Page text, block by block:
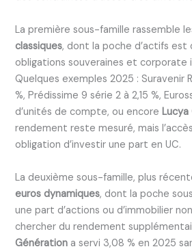
La première sous-famille rassemble
classiques, dont la poche d’actifs est
obligations souveraines et corporate
Quelques exemples 2025 : Suravenir
%, Prédissime 9 série 2 à 2,15 %,
d’unités de compte, ou encoreLucya
rendement reste mesuré, mais
obligation d’investir une part en UC.
La deuxième sous-famille, plus
euros dynamiques, dont la poche
une part d’actions ou d’immobilier
chercher du rendement
Génération a servi 3,08 % en 2025